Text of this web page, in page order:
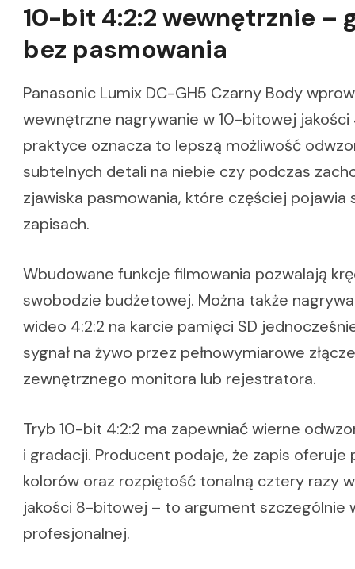
10-bit 4:2:2 wewnętrznie –
bez pasmowania
Panasonic Lumix DC-GH5 Czarny Body
wewnętrzne nagrywanie w 10-bitowej jakości
praktyce oznacza to lepszą możliwość
subtelnych detali na niebie czy podczas
zjawiska pasmowania, które częściej
zapisach.
Wbudowane funkcje filmowania pozwalają
swobodzie budżetowej. Można także
wideo 4:2:2 na karcie pamięci SD
sygnał na żywo przez pełnowymiarowe
zewnętrznego monitora lub rejestratora.
Tryb 10-bit 4:2:2 ma zapewniać wierne
i gradacji. Producent podaje, że zapis oferuje
kolorów oraz rozpiętość tonalną cztery razy
jakości 8-bitowej – to argument szczególnie
profesjonalnej.